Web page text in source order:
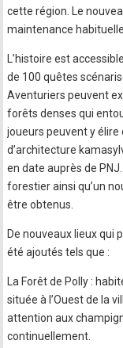
cette région. Le
maintenance habituelle.
L’histoire est
de 100 quêtes
Aventuriers peuvent
forêts denses qui
joueurs peuvent y
d’architecture
en date auprès de
forestier ainsi qu’un
être obtenus.
De nouveaux lieux qui
été ajoutés tels que :
La Forêt de Polly :
située à l’Ouest de la
attention aux
continuellement.